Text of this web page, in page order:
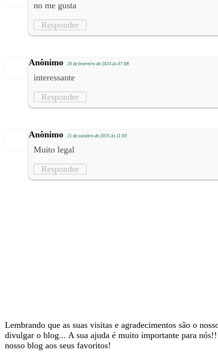
no me gusta
Responder
Anônimo 20 de fevereiro de 2024 às 07:08
interessante
Responder
Anônimo 21 de outubro de 2025 às 11:03
Muito legal
Responder
Lembrando que as suas visitas e agradecimentos são o
divulgar o blog... A sua ajuda é muito importante para nós!!
nosso blog aos seus favoritos!